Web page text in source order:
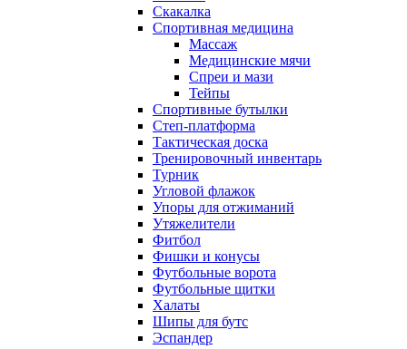
Скакалка
Спортивная медицина
Массаж
Медицинские мячи
Спреи и мази
Тейпы
Спортивные бутылки
Степ-платформа
Тактическая доска
Тренировочный инвентарь
Турник
Угловой флажок
Упоры для отжиманий
Утяжелители
Фитбол
Фишки и конусы
Футбольные ворота
Футбольные щитки
Халаты
Шипы для бутс
Эспандер